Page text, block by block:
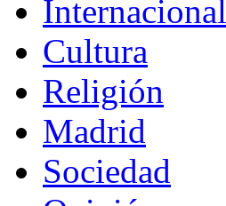
Internacional
Cultura
Religión
Madrid
Sociedad